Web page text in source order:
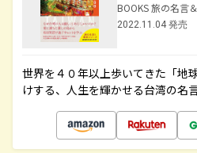
BOOKS 旅の名言
2022.11.04 発売
世界を４０年以上歩いてきた「地
けする、人生を輝かせる台湾の名